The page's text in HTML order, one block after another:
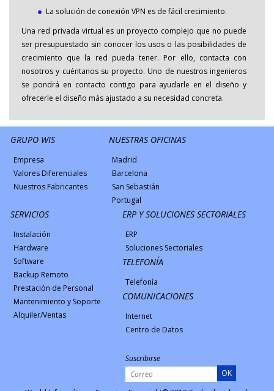
La solución de conexión VPN es de fácil crecimiento.
Una red privada virtual es un proyecto complejo que no puede
ser presupuestado sin conocer los usos o las posibilidades de
crecimiento que la red pueda tener. Por ello, contacta con
nosotros y cuéntanos su proyecto. Uno de nuestros ingenieros
se pondrá en contacto contigo para ayudarle en el diseño y
ofrecerle el diseño más ajustado a su necesidad concreta.
GRUPO WIS
Empresa
Valores Diferenciales
Nuestros Fabricantes
NUESTRAS OFICINAS
Madrid
Barcelona
San Sebastián
Portugal
SERVICIOS
Instalación
Hardware
Software
Backup Remoto
Prestación de Personal
Mantenimiento y Soporte
Alquiler/Ventas
ERP Y SOLUCIONES SECTORIALES
ERP
Soluciones Sectoriales
TELEFONÍA
Telefonía
COMUNICACIONES
Internet
Centro de Datos
Suscribirse
OK